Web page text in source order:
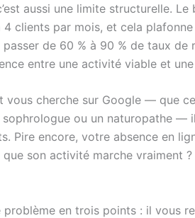
aussi une limite structurelle.
clients par mois, et cela plafonne
de 60 % à 90 % de taux de
entre une activité viable et
vous cherche sur Google — que
ou un naturopathe —
Pire encore, votre absence en
que son activité marche vraiment
en trois points : il vous